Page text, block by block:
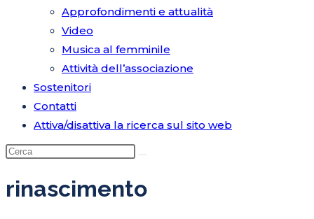
Approfondimenti e attualità
Video
Musica al femminile
Attività dell’associazione
Sostenitori
Contatti
Attiva/disattiva la ricerca sul sito web
rinascimento